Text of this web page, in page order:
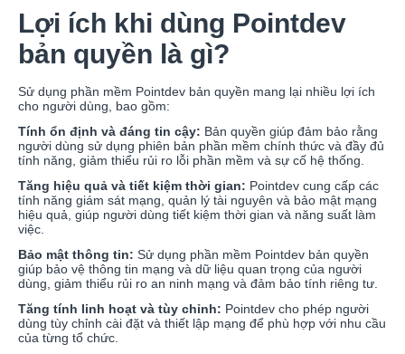
Lợi ích khi dùng Pointdev
bản quyền là gì?
Sử dụng phần mềm Pointdev bản quyền mang lại nhiều lợi ích
cho người dùng, bao gồm:
Tính ổn định và đáng tin cậy: Bản quyền giúp đảm bảo rằng
người dùng sử dụng phiên bản phần mềm chính thức và đầy đủ
tính năng, giảm thiểu rủi ro lỗi phần mềm và sự cố hệ thống.
Tăng hiệu quả và tiết kiệm thời gian: Pointdev cung cấp các
tính năng giám sát mạng, quản lý tài nguyên và bảo mật mạng
hiệu quả, giúp người dùng tiết kiệm thời gian và năng suất làm
việc.
Bảo mật thông tin: Sử dụng phần mềm Pointdev bản quyền
giúp bảo vệ thông tin mạng và dữ liệu quan trọng của người
dùng, giảm thiểu rủi ro an ninh mạng và đảm bảo tính riêng tư.
Tăng tính linh hoạt và tùy chỉnh: Pointdev cho phép người
dùng tùy chỉnh cài đặt và thiết lập mạng để phù hợp với nhu cầu
của từng tổ chức.